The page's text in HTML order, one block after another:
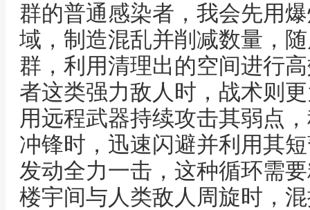
群的普通感染者，我会先用
域，制造混乱并削减数量，
群，利用清理出的空间进行
者这类强力敌人时，战术则
用远程武器持续攻击其弱点
冲锋时，迅速闪避并利用其
发动全力一击，这种循环需
楼宇间与人类敌人周旋时，